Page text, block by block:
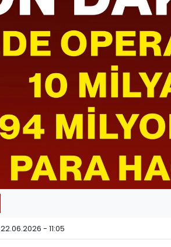
22.06.2026 - 11:05